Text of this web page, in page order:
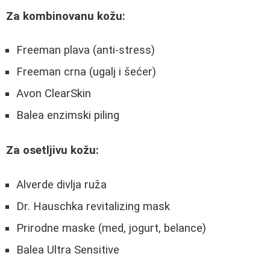
Za kombinovanu kožu:
Freeman plava (anti-stress)
Freeman crna (ugalj i šećer)
Avon ClearSkin
Balea enzimski piling
Za osetljivu kožu:
Alverde divlja ruža
Dr. Hauschka revitalizing mask
Prirodne maske (med, jogurt, belance)
Balea Ultra Sensitive